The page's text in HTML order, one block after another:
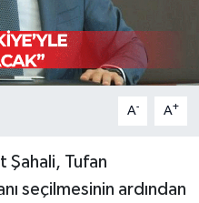
A- A+
Şahali, Tufan
seçilmesinin ardından